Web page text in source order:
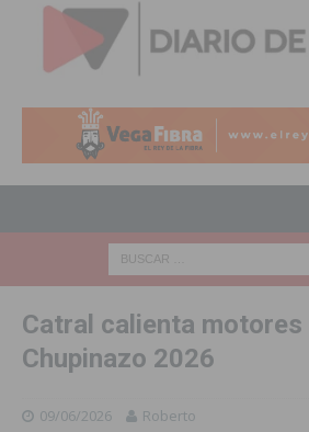
Catral calienta motores
Chupinazo 2026
09/06/2026 Roberto